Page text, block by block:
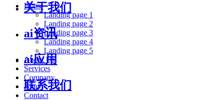
关于我们
ai资讯
ai应用
联系我们
Home
Landing page 1
Landing page 2
Landing page 3
Landing page 4
Landing page 5
About Us
Services
Company
Blog
Contact